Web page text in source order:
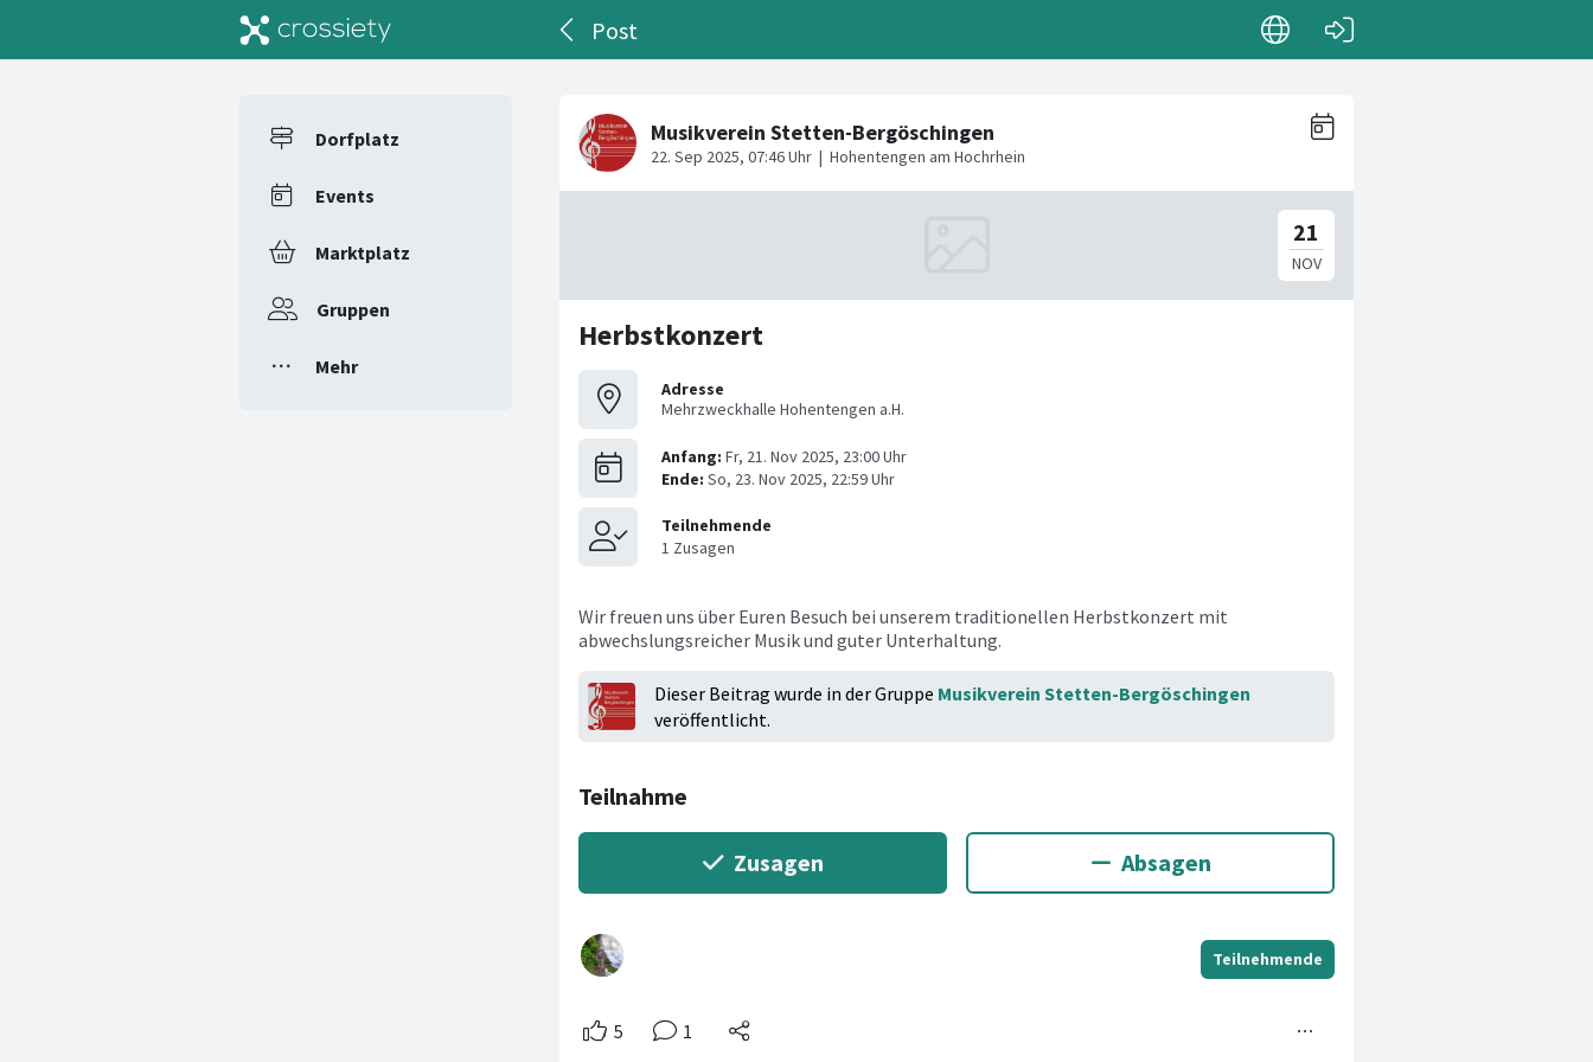
Post
Dorfplatz
Events
Marktplatz
Gruppen
Mehr
Herbstkonzert
Adresse
Mehrzweckhalle Hohentengen a.H.
Wir freuen uns über Euren Besuch bei unserem traditionellen Herbstkonzert mit
abwechslungsreicher Musik und guter Unterhaltung.
Dieser Beitrag wurde in der Gruppe Musikverein Stetten-Bergöschingen
veröffentlicht.